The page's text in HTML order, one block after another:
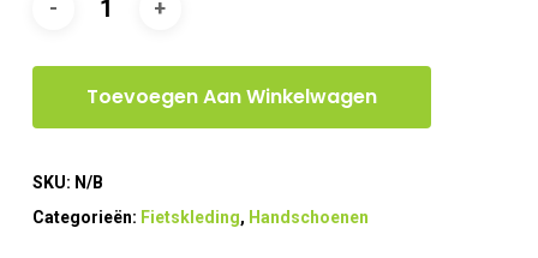
Toevoegen Aan Winkelwagen
SKU: N/B
Categorieën: Fietskleding, Handschoenen